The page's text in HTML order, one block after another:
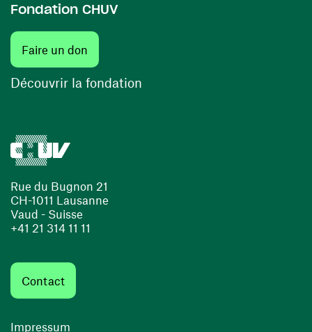
Rue du Bugnon 21
CH-1011 Lausanne
Vaud - Suisse
+41 21 314 11 11
Contact
Impressum
Fondation CHUV
Faire un don
Découvrir la fondation